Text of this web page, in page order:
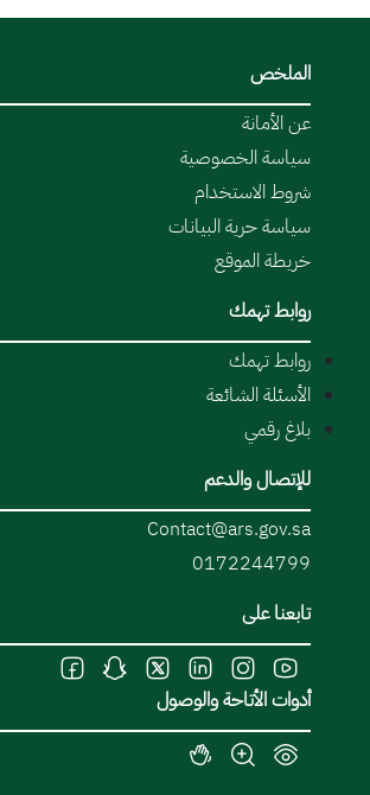
الملخص
عن الأمانة
سياسة الخصوصية
شروط الاستخدام
سياسة حرية البيانات
خريطة الموقع
روابط تهمك
روابط تهمك
الأسئلة الشائعة
بلاغ رقمي
للإتصال والدعم
Contact@ars.gov.sa
0172244799
تابعنا على
أدوات الأتاحة والوصول